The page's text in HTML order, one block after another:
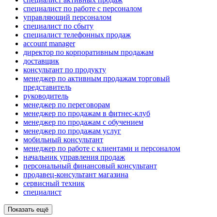
специалист по работе с персоналом
управляющий персоналом
специалист по сбыту
специалист телефонных продаж
account manager
директор по корпоративным продажам
доставщик
консультант по продукту
менеджер по активным продажам торговый
представитель
руководитель
менеджер по переговорам
менеджер по продажам в фитнес-клуб
менеджер по продажам с обучением
менеджер по продажам услуг
мобильный консультант
менеджер по работе с клиентами и персоналом
начальник управления продаж
персональный финансовый консультант
продавец-консультант магазина
сервисный техник
специалист
Показать ещё